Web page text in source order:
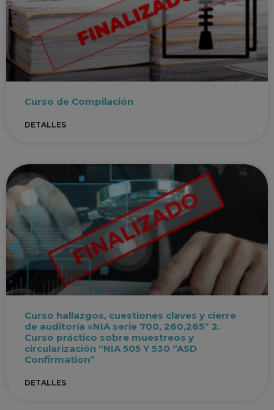
Curso de Compilación
DETALLES
Curso hallazgos, cuestiones claves y cierre
de auditoría «NIA serie 700, 260,265” 2.
Curso práctico sobre muestreos y
circularización “NIA 505 Y 530 “ASD
Confirmation”
DETALLES